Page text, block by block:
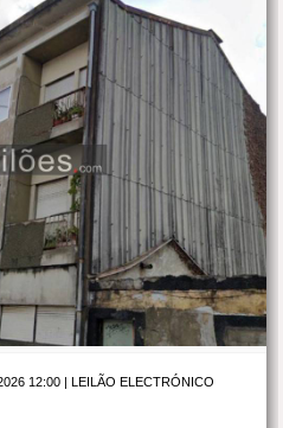
12:00 |LEILÃO ELECTRÓNICO